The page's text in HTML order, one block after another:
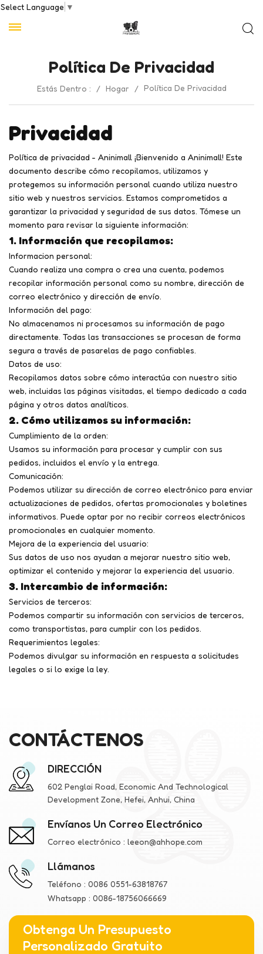
Select Language ▼
Política De Privacidad
Estás Dentro : / Hogar / Política De Privacidad
Privacidad
Política de privacidad - Aninimall ¡Bienvenido a Aninimall! Este
documento describe cómo recopilamos, utilizamos y
protegemos su información personal cuando utiliza nuestro
sitio web y nuestros servicios. Estamos comprometidos a
garantizar la privacidad y seguridad de sus datos. Tómese un
momento para revisar la siguiente información:
1. Información que recopilamos:
Informacion personal:
Cuando realiza una compra o crea una cuenta, podemos
recopilar información personal como su nombre, dirección de
correo electrónico y dirección de envío.
Información del pago:
No almacenamos ni procesamos su información de pago
directamente. Todas las transacciones se procesan de forma
segura a través de pasarelas de pago confiables.
Datos de uso:
Recopilamos datos sobre cómo interactúa con nuestro sitio
web, incluidas las páginas visitadas, el tiempo dedicado a cada
página y otros datos analíticos.
2. Cómo utilizamos su información:
Cumplimiento de la orden:
Usamos su información para procesar y cumplir con sus
pedidos, incluidos el envío y la entrega.
Comunicación:
Podemos utilizar su dirección de correo electrónico para enviar
actualizaciones de pedidos, ofertas promocionales y boletines
informativos. Puede optar por no recibir correos electrónicos
promocionales en cualquier momento.
Mejora de la experiencia del usuario:
Sus datos de uso nos ayudan a mejorar nuestro sitio web,
optimizar el contenido y mejorar la experiencia del usuario.
3. Intercambio de información:
Servicios de terceros:
Podemos compartir su información con servicios de terceros,
como transportistas, para cumplir con los pedidos.
Requerimientos legales:
Podemos divulgar su información en respuesta a solicitudes
legales o si lo exige la ley.
CONTÁCTENOS
DIRECCIÓN
602 Penglai Road, Economic And Technological
Development Zone, Hefei, Anhui, China
Envíanos Un Correo Electrónico
Correo electrónico : leeon@ahhope.com
Llámanos
Teléfono : 0086 0551-63818767
Whatsapp : 0086-18756066669
Obtenga Un Presupuesto
Personalizado Gratuito